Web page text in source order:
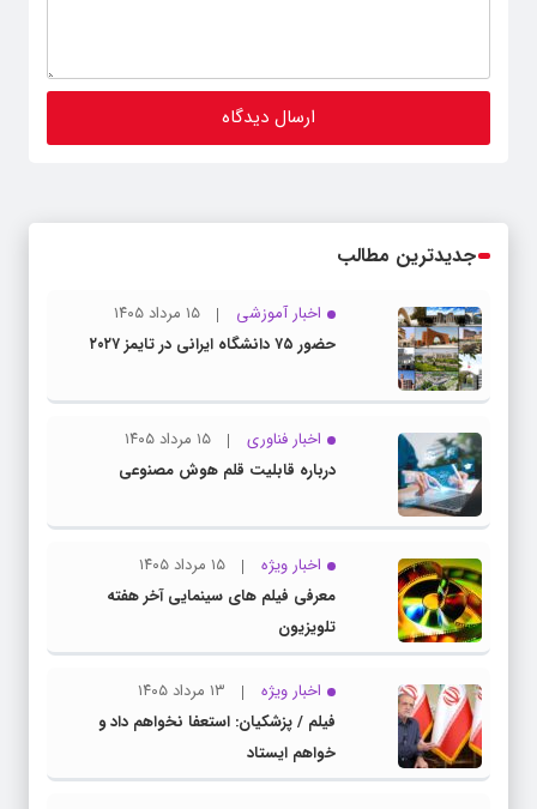
جدیدترین مطالب
اخبار آموزشی
۱۵ مرداد ۱۴۰۵
حضور ۷۵ دانشگاه ایرانی در تایمز ۲۰۲۷
اخبار فناوری
۱۵ مرداد ۱۴۰۵
درباره قابلیت قلم هوش مصنوعی
اخبار ویژه
۱۵ مرداد ۱۴۰۵
معرفی فیلم های سینمایی آخر هفته
تلویزیون
اخبار ویژه
۱۳ مرداد ۱۴۰۵
فیلم / پزشکیان: استعفا نخواهم داد و
خواهم ایستاد